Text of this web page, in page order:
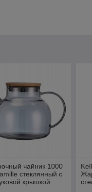
чайник 1000
стеклянный с
крышкой